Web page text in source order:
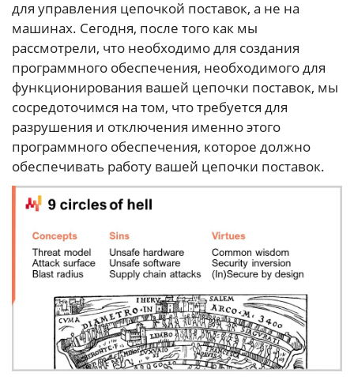
для управления цепочкой поставок, а не на
машинах. Сегодня, после того как мы
рассмотрели, что необходимо для создания
программного обеспечения, необходимого для
функционирования вашей цепочки поставок, мы
сосредоточимся на том, что требуется для
разрушения и отключения именно этого
программного обеспечения, которое должно
обеспечивать работу вашей цепочки поставок.